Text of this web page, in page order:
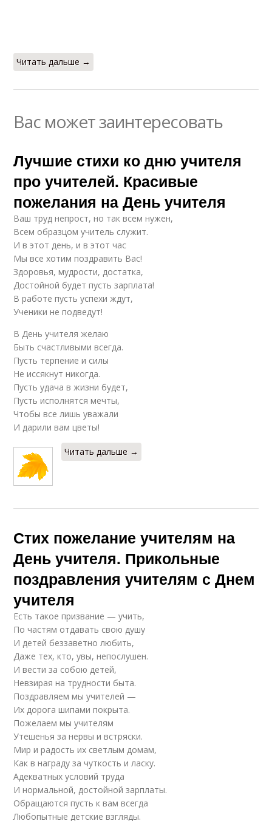
Читать дальше →
Вас может заинтересовать
Лучшие стихи ко дню учителя
про учителей. Красивые
пожелания на День учителя
Ваш труд непрост, но так всем нужен,
Всем образцом учитель служит.
И в этот день, и в этот час
Мы все хотим поздравить Вас!
Здоровья, мудрости, достатка,
Достойной будет пусть зарплата!
В работе пусть успехи ждут,
Ученики не подведут!
В День учителя желаю
Быть счастливыми всегда.
Пусть терпение и силы
Не иссякнут никогда.
Пусть удача в жизни будет,
Пусть исполнятся мечты,
Чтобы все лишь уважали
И дарили вам цветы!
Читать дальше →
Стих пожелание учителям на
День учителя. Прикольные
поздравления учителям с Днем
учителя
Есть такое призвание — учить,
По частям отдавать свою душу
И детей беззаветно любить,
Даже тех, кто, увы, непослушен.
И вести за собою детей,
Невзирая на трудности быта.
Поздравляем мы учителей —
Их дорога шипами покрыта.
Пожелаем мы учителям
Утешенья за нервы и встряски.
Мир и радость их светлым домам,
Как в награду за чуткость и ласку.
Адекватных условий труда
И нормальной, достойной зарплаты.
Обращаются пусть к вам всегда
Любопытные детские взгляды.